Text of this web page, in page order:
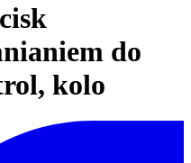
do
kolo